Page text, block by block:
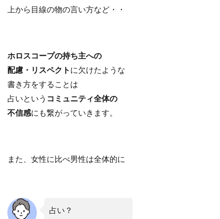
上から目線の物の言い方など・・
ホロスコープの持ち主への
配慮・リスペクト に欠けたような
書き方をすることは
占いという コミュニティ全体の
不信感にも繋がっていきます。
また、女性に比べ男性は全体的に
占い？